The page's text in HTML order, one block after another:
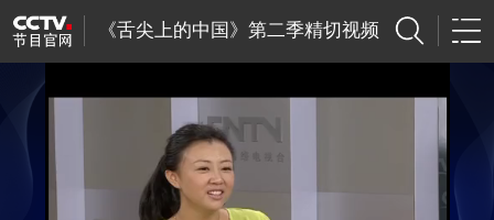
《舌尖上的中国》第二季精切视频